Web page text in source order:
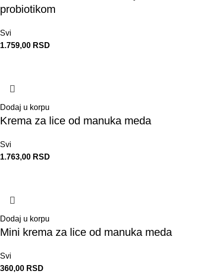
probiotikom
Svi
1.759,00 RSD
Dodaj u korpu
Krema za lice od manuka meda
Svi
1.763,00 RSD
Dodaj u korpu
Mini krema za lice od manuka meda
Svi
360,00 RSD